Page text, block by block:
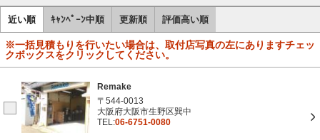
近い順 ｷｬﾝﾍﾟｰﾝ中順 更新順 評価高い順
※一括見積もりを行いたい場合は、取付店写真の左にありますチェッ
クボックスをクリックしてください。
Remake
〒544-0013
大阪府大阪市生野区巽中
TEL:06-6751-0080